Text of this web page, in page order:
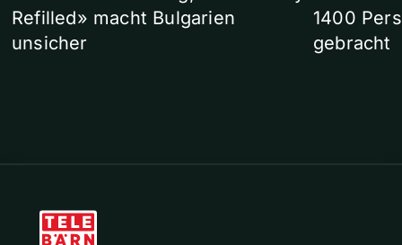
Refilled» macht Bulgarien
unsicher
1400
gebracht